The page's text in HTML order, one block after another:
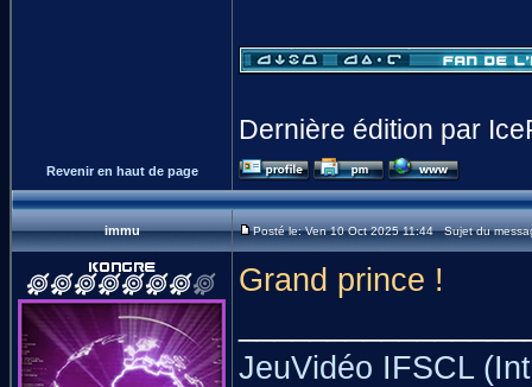
Dernière édition par
Revenir en haut de page
immu Posté le: Ven 10 Oct 2025 11:44 Sujet du
Grand prince !
JeuVidéo IFSCL